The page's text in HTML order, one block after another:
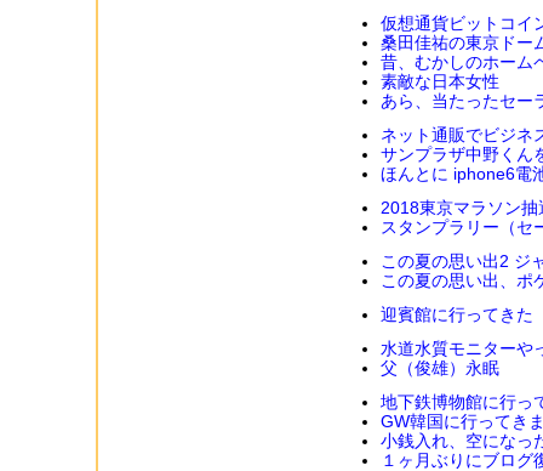
仮想通貨ビットコイ
桑田佳祐の東京ドー
昔、むかしのホーム
素敵な日本女性
あら、当たったセー
ネット通販でビジネ
サンプラザ中野くん
ほんとに iphone6電
2018東京マラソン抽
スタンプラリー（セ
この夏の思い出2 ジ
この夏の思い出、ポ
迎賓館に行ってきた
水道水質モニターや
父（俊雄）永眠
地下鉄博物館に行っ
GW韓国に行ってき
小銭入れ、空になっ
１ヶ月ぶりにブログ